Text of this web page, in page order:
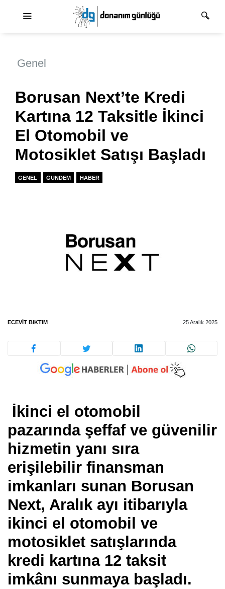
Genel
Borusan Next’te Kredi
Kartına 12 Taksitle İkinci
El Otomobil ve
Motosiklet Satışı Başladı
GENEL GUNDEM HABER
ECEVIT BIKTIM 25 Aralık 2025
İkinci el otomobil
pazarında şeffaf ve güvenilir
hizmetin yanı sıra
erişilebilir finansman
imkanları sunan Borusan
Next, Aralık ayı itibarıyla
ikinci el otomobil ve
motosiklet satışlarında
kredi kartına 12 taksit
imkânı sunmaya başladı.